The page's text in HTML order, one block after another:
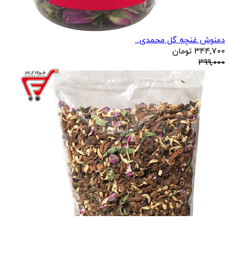
دمنوش غنچه گل محمدی...
344,700 تومان
399,000